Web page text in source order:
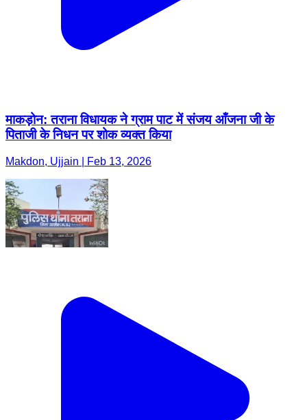
माकड़ोन: तराना विधायक ने ग्राम पाट में संजय आँजना जी के
पिताजी के निधन पर शोक व्यक्त किया
Makdon, Ujjain | Feb 13, 2026